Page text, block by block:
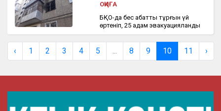
ОҚИҒА
БҚО-да бес қабатты тұрғын үй
өртеніп, 25 адам эвакуацияланды
‹ 1 2 3 4 5 ... 8 9 10 11 ›